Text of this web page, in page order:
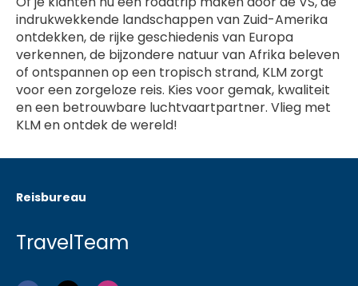
indrukwekkende landschappen van Zuid-Amerika
ontdekken, de rijke geschiedenis van Europa
verkennen, de bijzondere natuur van Afrika beleven
of ontspannen op een tropisch strand, KLM zorgt
voor een zorgeloze reis. Kies voor gemak, kwaliteit
en een betrouwbare luchtvaartpartner. Vlieg met
KLM en ontdek de wereld!
Reisbureau
TravelTeam